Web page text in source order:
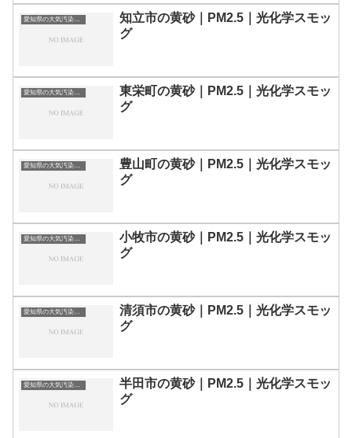
愛知県の大気汚染・PM2.5・黄砂・エアロゾルの数値
知立市の黄砂｜PM2.5｜光化学スモッ
グ
愛知県の大気汚染・PM2.5・黄砂・エアロゾルの数値
東栄町の黄砂｜PM2.5｜光化学スモッ
グ
愛知県の大気汚染・PM2.5・黄砂・エアロゾルの数値
豊山町の黄砂｜PM2.5｜光化学スモッ
グ
愛知県の大気汚染・PM2.5・黄砂・エアロゾルの数値
小牧市の黄砂｜PM2.5｜光化学スモッ
グ
愛知県の大気汚染・PM2.5・黄砂・エアロゾルの数値
清須市の黄砂｜PM2.5｜光化学スモッ
グ
愛知県の大気汚染・PM2.5・黄砂・エアロゾルの数値
半田市の黄砂｜PM2.5｜光化学スモッ
グ